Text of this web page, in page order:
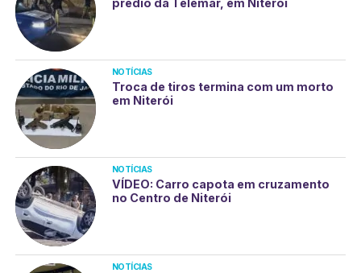
prédio da Telemar, em Niterói
NOTÍCIAS
Troca de tiros termina com um morto
em Niterói
NOTÍCIAS
VÍDEO: Carro capota em cruzamento
no Centro de Niterói
NOTÍCIAS